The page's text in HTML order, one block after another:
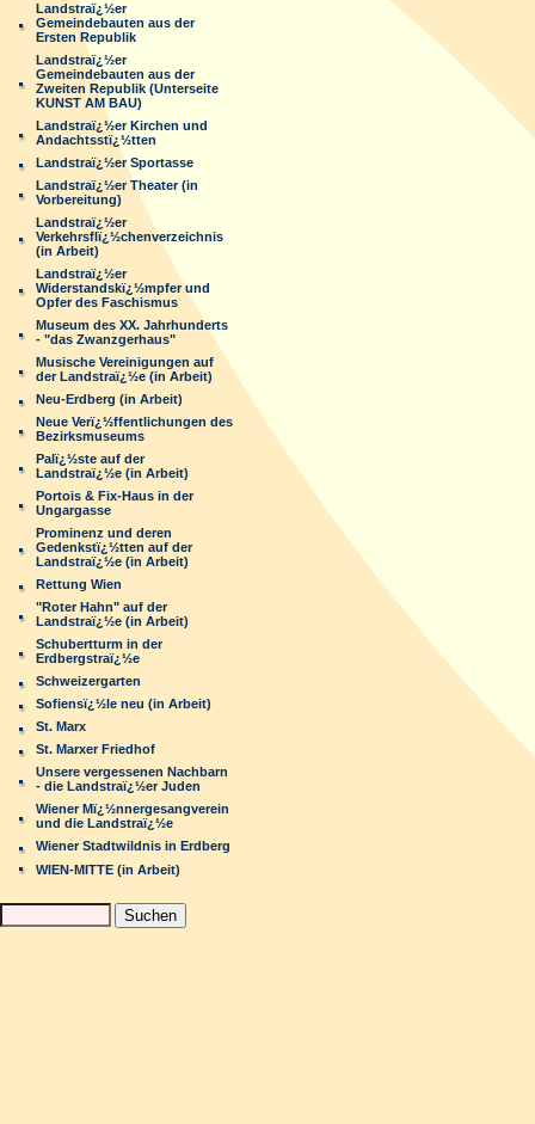
Landstraï¿½er
Gemeindebauten aus der
Ersten Republik
Landstraï¿½er
Gemeindebauten aus der
Zweiten Republik (Unterseite
KUNST AM BAU)
Landstraï¿½er Kirchen und
Andachtsstï¿½tten
Landstraï¿½er Sportasse
Landstraï¿½er Theater (in
Vorbereitung)
Landstraï¿½er
Verkehrsflï¿½chenverzeichnis
(in Arbeit)
Landstraï¿½er
Widerstandskï¿½mpfer und
Opfer des Faschismus
Museum des XX. Jahrhunderts
- "das Zwanzgerhaus"
Musische Vereinigungen auf
der Landstraï¿½e (in Arbeit)
Neu-Erdberg (in Arbeit)
Neue Verï¿½ffentlichungen des
Bezirksmuseums
Palï¿½ste auf der
Landstraï¿½e (in Arbeit)
Portois & Fix-Haus in der
Ungargasse
Prominenz und deren
Gedenkstï¿½tten auf der
Landstraï¿½e (in Arbeit)
Rettung Wien
"Roter Hahn" auf der
Landstraï¿½e (in Arbeit)
Schubertturm in der
Erdbergstraï¿½e
Schweizergarten
Sofiensï¿½le neu (in Arbeit)
St. Marx
St. Marxer Friedhof
Unsere vergessenen Nachbarn
- die Landstraï¿½er Juden
Wiener Mï¿½nnergesangverein
und die Landstraï¿½e
Wiener Stadtwildnis in Erdberg
WIEN-MITTE (in Arbeit)